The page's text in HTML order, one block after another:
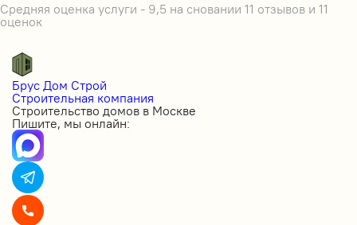
Средняя оценка услуги - 9,5 на сновании 11 отзывов и 11
оценок
Брус Дом Строй
Строительная компания
Строительство домов в Москве
Пишите, мы онлайн: